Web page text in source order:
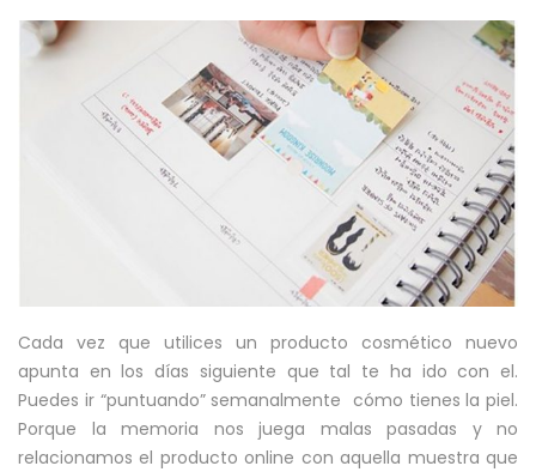
Cada vez que utilices un producto cosmético nuevo
apunta en los días siguiente que tal te ha ido con el.
Puedes ir “puntuando” semanalmente cómo tienes la piel.
Porque la memoria nos juega malas pasadas y no
relacionamos el producto online con aquella muestra que